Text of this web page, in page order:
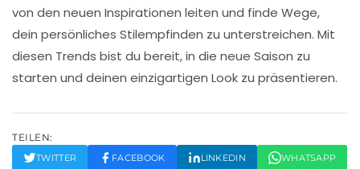
von den neuen Inspirationen leiten und finde Wege,
dein persönliches Stilempfinden zu unterstreichen. Mit
diesen Trends bist du bereit, in die neue Saison zu
starten und deinen einzigartigen Look zu präsentieren.
TEILEN:
TWITTER FACEBOOK LINKEDIN WHATSAPP